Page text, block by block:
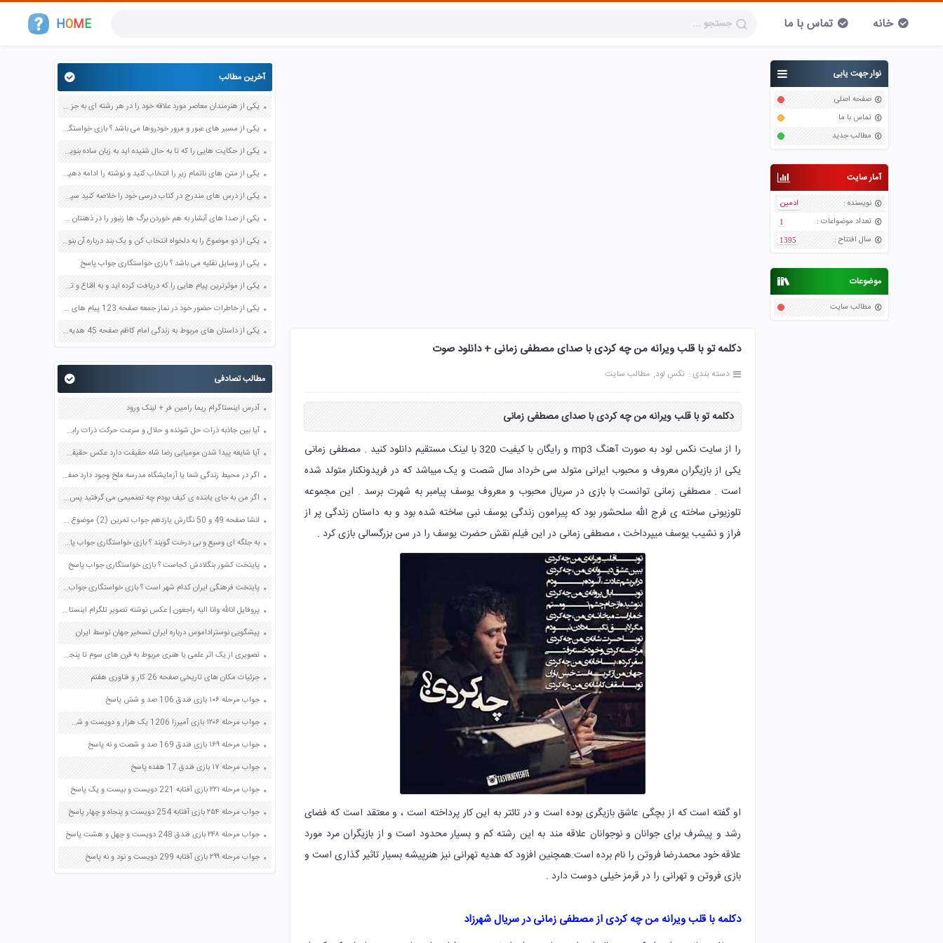
HOME خانه تماس با ما
نوار جهت یابی
صفحه اصلی
تماس با ما
مطالب جدید
آمار سایت
نویسنده :
ادمین
تعداد موضواعات :
1
سال افتتاح :
1395
موضوعات
مطالب سایت
دکلمه تو با قلب ویرانه من چه کردی با صدای مصطفی زمانی + دانلود صوت
دسته بندی : نکس لود مطالب سایت
دکلمه تو با قلبویرانه من چه کردی با صدایمصطفی زمانی
را از سایت نکس لود به صورت آهنگ mp3 و رایگان با کیفیت 320 با لینک مستقیم دانلود کنید . مصطفی زمانی
یکی از بازیگران معروف و محبوب ایرانی متولد سی خرداد سال شصت و یک میباشد که در فریدونکنار متولد شده
است . مصطفی زمانی توانست با بازی در سریال محبوب و معروف یوسف پیامبر به شهرت برسد . این مجموعه
تلوزیونی ساخته ی فرج الله سلحشور بود که پیرامون زندگی یوسف نبی ساخته شده بود و به داستان زندگی پر از
فراز و نشیب یوسف میپرداخت ، مصطفی زمانی در این فیلم نقش حضرت یوسف را در سن بزرگسالی بازی کرد .
او گفته است که از بچگی عاشق بازیگری بوده است و در تائتر به این کار پرداخته است ، و معتقد است که فضای
رشد و پیشرف برای جوانان و نوجوانان علاقه مند به این رشته کم و بسیار محدود است و از بازیگران مرد مورد
علاقه خود محمدرضا فروتن را نام برده است.همچنین افزود که هدیه تهرانی نیز هنرپیشه بسیار تاثیر گذاری است و
بازی فروتن و تهرانی را در قرمز خیلی دوست دارد .
دکلمه با قلب ویرانه من چه کردی از مصطفی زمانی در سریال شهرزاد
آخرین مطالب
یکی از هنرمندان معاصر مورد علاقه خود را در هر رشته ای به جز عکاسی صفحه 69 فرهنگ و هنر نهم
یکی از مسیر های عبور و مرور خودروها می باشد ؟ بازی خواستگاری جواب پاسخ
یکی از حکایت هایی را که تا به حال شنیده اید به زبان ساده بنویسید صفحه 97 نگارش ششم دبستان
یکی از متن های ناتمام زیر را انتخاب کنید و نوشته را ادامه دهید صفحه 73 و 74 کتاب نگارش فارسی پنجم دبستان
یکی از درس های مندرج در کتاب درسی خود را خلاصه کنید سپس متن خلاصه شده را با بهره گیری از روش های دسته بندی نمودار جدول نقشه مفهومی نشان دهید صفحه 118 نگارش یازدهم
یکی از صدا های آبشار به هم خوردن برگ ها زنبور را در ذهنتان مجسم کنید و درباره آن یک بند بنویسید صفحه 11 نگارش پنجم
یکی از دو موضوع را به دلخواه انتخاب کن و یک بند درباره آن بنویس صفحه 35 کتاب نگارش فارسی سوم
یکی از وسایل نقلیه می باشد ؟ بازی خواستگاری جواب پاسخ
یکی از موثرترین پیام هایی را که دریافت کرده اید و به اقناع و تغییری جدی در شما منجر شده است برسی کنید و علت این تاثیر گذاری قابل توجه را بنویسید صفحه 52 تفکر و سواد رسانه ای دهم
یکی از خاطرات حضور خود در نماز جمعه صفحه 123 پیام های آسمان هفتم
یکی از داستان های مربوط به زندگی امام کاظم صفحه 45 هدیه های آسمان چهارم
مطالب تصادفی
آدرس اینستاگرام ریما رامین فر + لینک ورود
آیا بین جاذبه ذرات حل شونده و حلال و سرعت حرکت ذرات رابطه ای وجود دارد صفحه 42 آزمایشگاه علوم تجربی دهم
آیا شایعه پیدا شدن مومیایی رضا شاه حقیقت دارد عکس حقیقت ماجرا + فیلم
اگر در محیط زندگی شما یا آزمایشگاه مدرسه ملخ وجود دارد صفحه 141 علوم نهم
اگر من به جای یابنده ی کیف بودم چه تصمیمی می گرفتید پس از باز کردن و آگاهی از اشیای داخل آن صفحه 22 تفکر و پژوهش ششم
انشا صفحه 49 و 50 نگارش یازدهم جواب تمرین (2) موضوع آزاد موضوعی را انتخاب کنید و با رعایت مراحل نوشتن متنی درباره آن بنویسید
به جلگه ای وسیع و بی درخت گویند ؟ بازی خواستگاری جواب پاسخ
پایتخت کشور بنگلادش کجاست ؟ بازی خواستگاری جواب پاسخ
پایتخت فرهنگی ایران کدام شهر است ؟ بازی خواستگاری جواب پاسخ
پروفایل انالله وانا الیه راجعون | عکس نوشته تصویر تلگرام اینستاگرام
پيشگويى نوستراداموس درباره ايران تسخیر جهان توسط ایران
تصویری از یک اثر علمی یا هنری مربوط به قرن های سوم تا پنجم هجری صفحه 76 مطالعات اجتماعی هشتم
جزئیات مکان های تاریخی صفحه 26 کار و فناوری هفتم
جواب مرحله ۱۰۶ بازی فندق 106 صد و شش پاسخ
جواب مرحله ۱۲۰۶ بازی آمیرزا 1206 یک هزار و دویست و شش پاسخ
جواب مرحله ۱۶۹ بازی فندق 169 صد و شصت و نه پاسخ
جواب مرحله ۱۷ بازی فندق 17 هفده پاسخ
جواب مرحله ۲۲۱ بازی آفتابه 221 دویست و بیست و یک پاسخ
جواب مرحله ۲۵۴ بازی آفتابه 254 دویست و پنجاه و چهار پاسخ
جواب مرحله ۲۴۸ بازی فندق 248 دویست و چهل و هشت پاسخ
جواب مرحله ۲۹۹ بازی آفتابه 299 دویست و نود و نه پاسخ